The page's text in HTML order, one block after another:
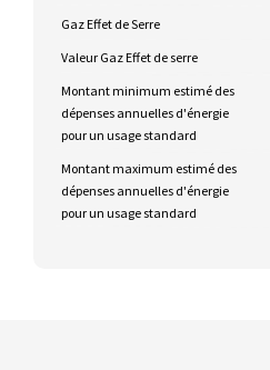
Gaz Effet de Serre
Valeur Gaz Effet de serre
Montant minimum estimé des
dépenses annuelles d'énergie
pour un usage standard
Montant maximum estimé des
dépenses annuelles d'énergie
pour un usage standard